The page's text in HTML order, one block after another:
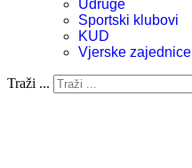
Udruge
Sportski klubovi
KUD
Vjerske zajednice
Traži ...